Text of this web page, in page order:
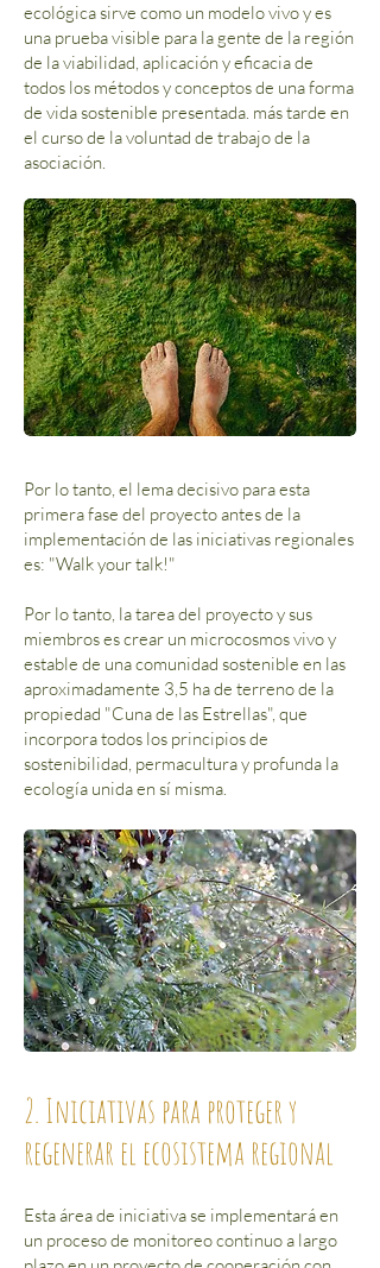
ecológica sirve como un modelo vivo y es
una prueba visible para la gente de la región
de la viabilidad, aplicación y eficacia de
todos los métodos y conceptos de una forma
de vida sostenible presentada. más tarde en
el curso de la voluntad de trabajo de la
asociación.
Por lo tanto, el lema decisivo para esta
primera fase del proyecto antes de la
implementación de las iniciativas regionales
es: "Walk your talk!"
Por lo tanto, la tarea del proyecto y sus
miembros es crear un microcosmos vivo y
estable de una comunidad sostenible en las
aproximadamente 3,5 ha de terreno de la
propiedad "Cuna de las Estrellas", que
incorpora todos los principios de
sostenibilidad, permacultura y profunda la
ecología unida en sí misma.
2. Iniciativas para proteger y
regenerar el ecosistema regional
Esta área de iniciativa se implementará en
un proceso de monitoreo continuo a largo